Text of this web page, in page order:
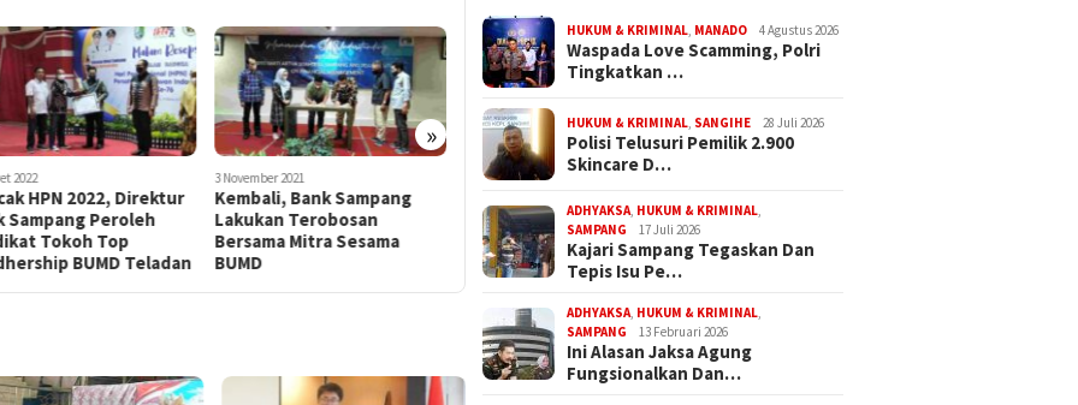
»
2021
Bank Sampang
Terobosan
Mitra Sesama
10 Agustus 2021
Bank Sampang Launching
Logo Baru, Ini Maknanya
5 April 2023
BUMD Awards 2023”
Disandang 3 Sosok Ini
H Di Gunung Muncek,
Wabup Sampang : Siap
Lanjutkan JIHAD Jilid II
HUKUM & KRIMINAL, MANADO 4 Agustus 2026
Waspada Love Scamming, Polri
Tingkatkan …
HUKUM & KRIMINAL, SANGIHE 28 Juli 2026
Polisi Telusuri Pemilik 2.900
Skincare D…
ADHYAKSA, HUKUM & KRIMINAL,
SAMPANG
17 Juli 2026
Kajari Sampang Tegaskan Dan
Tepis Isu Pe…
ADHYAKSA, HUKUM & KRIMINAL,
SAMPANG
13 Februari 2026
Ini Alasan Jaksa Agung
Fungsionalkan Dan…